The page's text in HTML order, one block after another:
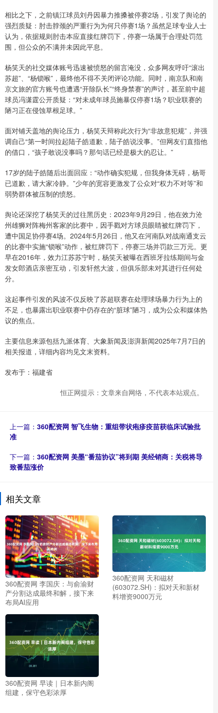
相比之下，之前镇江球员刘丹因暴力推搡被停赛2场，引发了舆论的
强烈质疑：肘击脖颈的严重行为为何只停赛1场？虽然足球专业人士
认为，依据规则肘击本应直接红牌罚下，停赛一场属于合理处罚范
围，但公众的不满并未因此平息。
杨笑天的社交媒体账号迅速被愤怒的留言淹没，众多网友呼吁“滚出
苏超”、“杨锁喉”，最终他不得不关闭评论功能。同时，南京队和南
京文旅的官方账号也遭遇“开除队长”“终身禁赛”的声讨，甚至前中超
球员冯潇霆公开质疑：“对未成年球员施暴仅停赛1场？职业联赛的
陋习正在侵蚀草根足球。”
面对铺天盖地的舆论压力，杨笑天辩称此次行为“非故意犯规”，并强
调自己“第一时间拉起陆子皓道歉，陆子皓说没事。”但网友们直指他
的借口，“孩子敢说没事吗？那句话已经是极大的忍让。”
17岁的陆子皓随后出面回应：“动作确实犯规，但我身体无碍，杨哥
已道歉，请大家冷静。”少年的宽容更激发了公众对“权力不对等”和
弱势群体被压制的愤怒。
舆论还深挖了杨笑天的过往黑历史：2023年9月29日，他在效力沧
州雄狮对阵梅州客家的比赛中，因手戳对方球员眼睛被红牌罚下，
遭中国足协停赛4场。2024年5月26日，他又在河南队对战南通支云
的比赛中实施“锁喉”动作，被红牌罚下，停赛三场并罚款三万元。更
早在2016年，效力江苏苏宁时，杨笑天被曝在西班牙拉练期间与金
发女郎酒店亲密互动，引发轩然大波，但俱乐部未对其进行任何处
分。
这起事件引发的风波不仅反映了苏超联赛在处理球场暴力行为上的
不足，也暴露出职业联赛中仍存在的“脏球”陋习，成为公众和媒体热
议的焦点。
主要信息来源包括九派体育、大象新闻及澎湃新闻2025年7月7日的
相关报道，详细内容均见文末资料。
发布于：福建省
恒正网提示：文章来自网络，不代表本站观点。
上一篇： 360配资网 智飞生物：重组带状疱疹疫苗获临床试验批
准
下一篇： 360配资网 美墨“番茄协议”将到期 美经销商：关税将导
致番茄涨价
相关文章
360配资网 李国庆：与俞渝财
产分割达成最终和解，接下来
布局AI应用
360配资网 天和磁材
(603072.SH)：拟对天和新材
料增资9000万元
360配资网 早读｜日本新内阁
组建，保守色彩浓厚